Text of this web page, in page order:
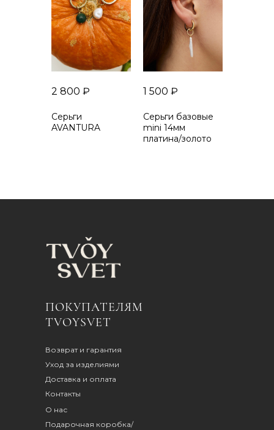
2 800 ₽
Серьги
AVANTURA
1 500 ₽
Серьги базовые
mini 14мм
платина/золото
ПОКУПАТЕЛЯМ
Доставка и оплата
Уход за изделиями
Подарочная коробка/
Возврат и гарантия
TVOYSVET
О нас
Контакты